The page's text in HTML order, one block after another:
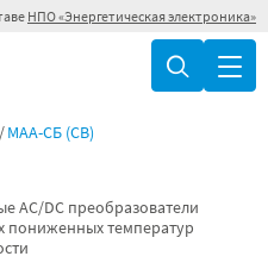
НПО «Энергетическая электроника»
МАА-СБ (СВ)
AC/DC преобразователи
пониженных температур